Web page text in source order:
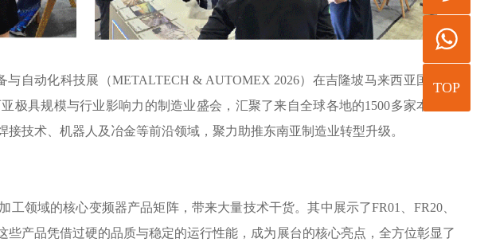
自动化科技展（METALTECH & AUTOMEX 2026）在吉隆坡马来西亚国际贸
极具规模与行业影响力的制造业盛会，汇聚了来自全球各地的1500多家本地及
技术、机器人及冶金等前沿领域，聚力助推东南亚制造业转型升级。
领域的核心变频器产品矩阵，带来大量技术干货。其中展示了FR01、FR20、
些产品凭借过硬的品质与稳定的运行性能，成为展台的核心亮点，全方位彰显了
TOP